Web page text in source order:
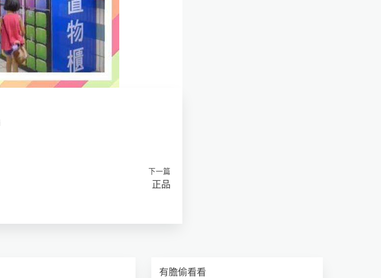
下一篇
正品
有膽偷看看